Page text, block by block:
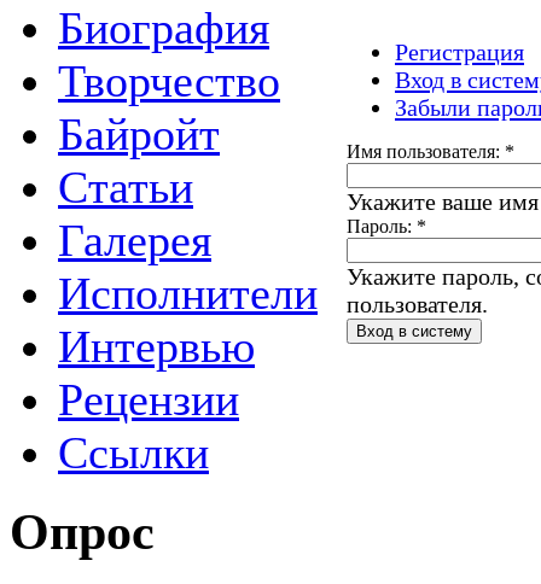
Биография
Творчество
Байройт
Статьи
Галерея
Исполнители
Интервью
Рецензии
Ссылки
Опрос
Регистрация
Вход в
Забыли
Имя пользователя: *
Укажите ваше имя
Пароль: *
Укажите пароль,
пользователя.